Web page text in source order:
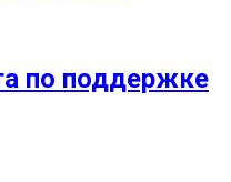
по поддержке